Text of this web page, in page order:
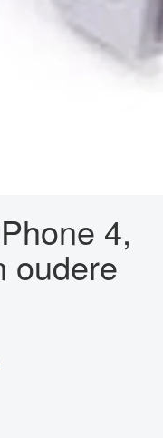
4,
oudere